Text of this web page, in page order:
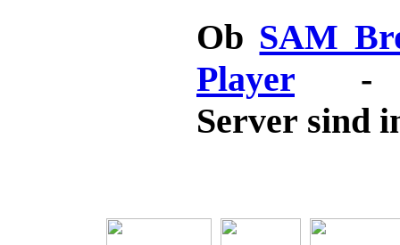
Ob SAM
Player -
Server sind